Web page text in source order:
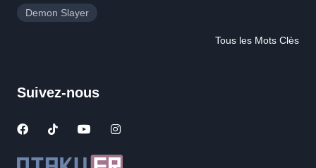
Demon Slayer
Tous les Mots Clès
Suivez-nous